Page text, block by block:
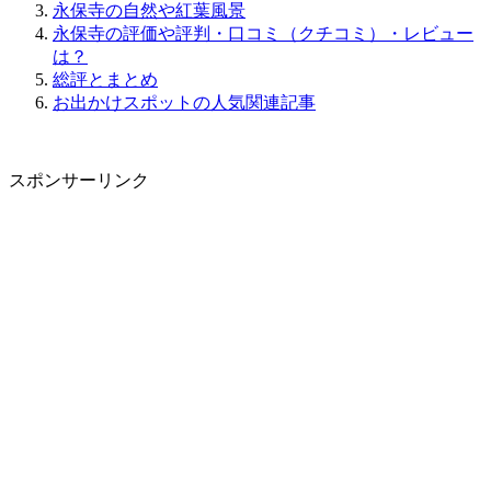
永保寺の自然や紅葉風景
永保寺の評価や評判・口コミ（クチコミ）・レビュー
は？
総評とまとめ
お出かけスポットの人気関連記事
スポンサーリンク